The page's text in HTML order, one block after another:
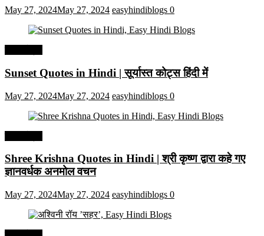
May 27, 2024May 27, 2024 easyhindiblogs 0
Sunset Quotes in Hindi | सूर्यास्त कोट्स हिंदी में
May 27, 2024May 27, 2024 easyhindiblogs 0
Shree Krishna Quotes in Hindi | श्री कृष्ण द्वारा कहे गए
ज्ञानवर्धक अनमोल वचन
May 27, 2024May 27, 2024 easyhindiblogs 0